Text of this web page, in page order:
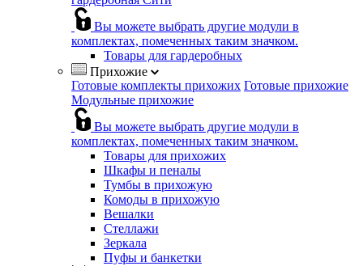
Вы можете выбрать другие модули в
комплектах, помеченных таким значком.
Товары для гардеробных
Прихожие
Готовые комплекты прихожих Готовые прихожие
Модульные прихожие
Вы можете выбрать другие модули в
комплектах, помеченных таким значком.
Товары для прихожих
Шкафы и пеналы
Тумбы в прихожую
Комоды в прихожую
Вешалки
Стеллажи
Зеркала
Пуфы и банкетки